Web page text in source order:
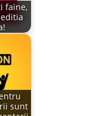
faine,
sunt